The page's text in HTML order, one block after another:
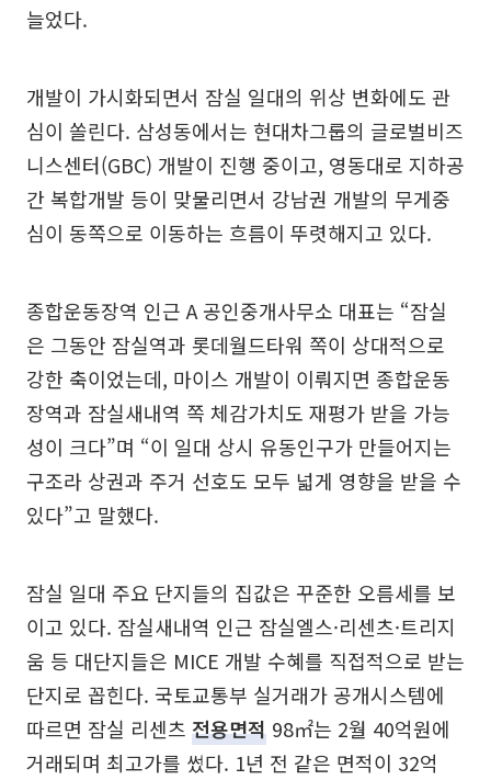
늘었다.
개발이 가시화되면서 잠실 일대의 위상 변화에도 관
심이 쏠린다. 삼성동에서는 현대차그룹의 글로벌비즈
니스센터(GBC) 개발이 진행 중이고, 영동대로 지하공
간 복합개발 등이 맞물리면서 강남권 개발의 무게중
심이 동쪽으로 이동하는 흐름이 뚜렷해지고 있다.
종합운동장역 인근 A 공인중개사무소 대표는 “잠실
은 그동안 잠실역과 롯데월드타워 쪽이 상대적으로
강한 축이었는데, 마이스 개발이 이뤄지면 종합운동
장역과 잠실새내역 쪽 체감가치도 재평가 받을 가능
성이 크다”며 “이 일대 상시 유동인구가 만들어지는
구조라 상권과 주거 선호도 모두 넓게 영향을 받을 수
있다”고 말했다.
잠실 일대 주요 단지들의 집값은 꾸준한 오름세를 보
이고 있다. 잠실새내역 인근 잠실엘스·리센츠·트리지
움 등 대단지들은 MICE 개발 수혜를 직접적으로 받는
단지로 꼽힌다. 국토교통부 실거래가 공개시스템에
따르면 잠실 리센츠 전용면적 98㎡는 2월 40억원에
거래되며 최고가를 썼다. 1년 전 같은 면적이 32억